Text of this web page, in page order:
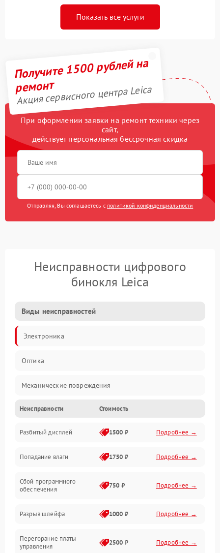
Показать все услуги
Получите 1500 рублей на
ремонт
Акция сервисного центра Leica
При оформлении заявки на ремонт техники через
сайт,
действует персональная бессрочная скидка
Отправляя, Вы соглашаетесь с политикой конфиденциальности
Неисправности цифрового
бинокля Leica
Виды неисправностей
Электроника
Оптика
Механические повреждения
Видео
Механика
Управление
Электропитание
Неисправности Стоимость
Разбитый дисплей 1500 ₽ Подробнее →
Попадание влаги 1750 ₽ Подробнее →
Сбой программного
обеспечения
750 ₽ Подробнее →
Разрыв шлейфа 1000 ₽ Подробнее →
Перегорание платы
управления
2500 ₽ Подробнее →